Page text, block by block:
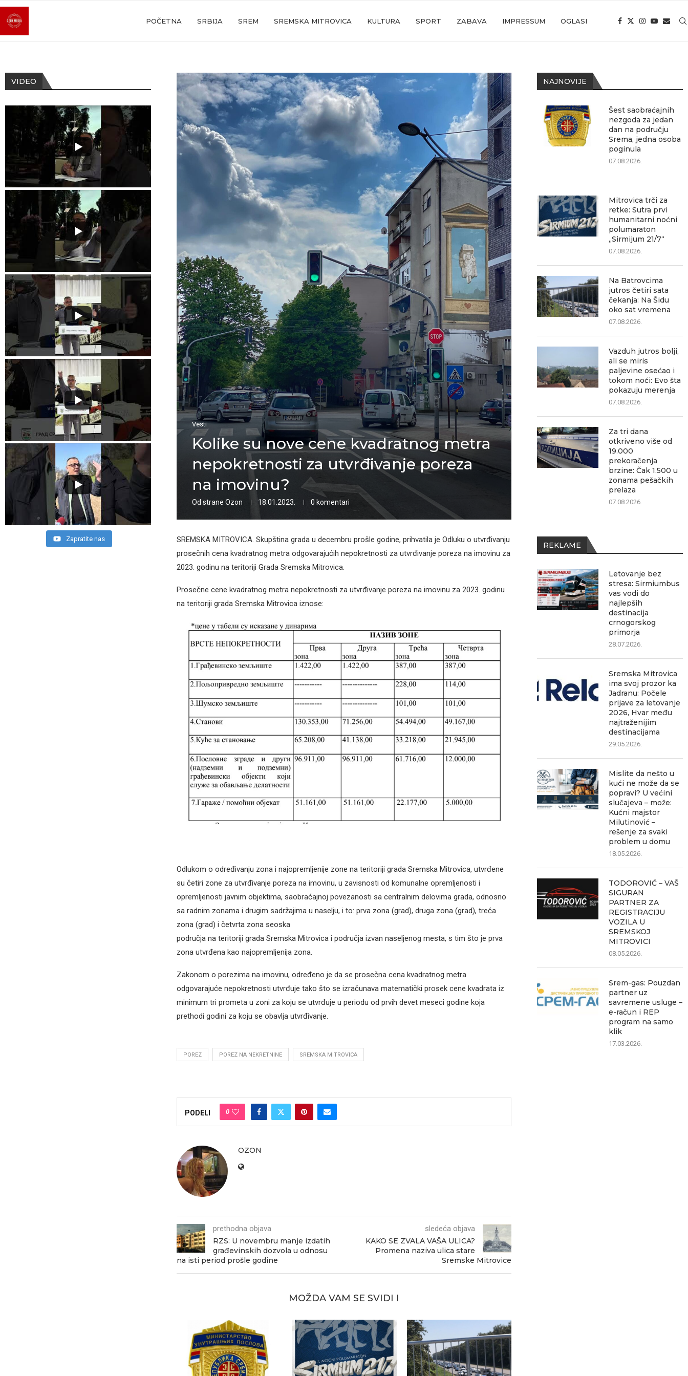
POČETNA SRBIJA SREM SREMSKA MITROVICA KULTURA SPORT ZABAVA IMPRESSUM OGLASI
Vesti
Kolike su nove cene kvadratnog metra
nepokretnosti za utvrđivanje poreza
na imovinu?
Od strane Ozon 18.01.2023. 0 komentari
SREMSKA MITROVICA. Skupština grada u decembru prošle godine, prihvatila je Odluku o utvrđivanju
prosečnih cena kvadratnog metra odgovarajućih nepokretnosti za utvrđivanje poreza na imovinu za
2023. godinu na teritoriji Grada Sremska Mitrovica.
Prosečne cene kvadratnog metra nepokretnosti za utvrđivanje poreza na imovinu za 2023. godinu
na teritoriji grada Sremska Mitrovica iznose:
Odlukom o određivanju zona i najopremljenije zone na teritoriji grada Sremska Mitrovica, utvrđene
su četiri zone za utvrđivanje poreza na imovinu, u zavisnosti od komunalne opremljenosti i
opremljenosti javnim objektima, saobraćajnoj povezanosti sa centralnim delovima grada, odnosno
sa radnim zonama i drugim sadržajima u naselju, i to: prva zona (grad), druga zona (grad), treća
zona (grad) i četvrta zona seoska
područja na teritoriji grada Sremska Mitrovica i područja izvan naseljenog mesta, s tim što je prva
zona utvrđena kao najopremljenija zona.
Zakonom o porezima na imovinu, određeno je da se prosečna cena kvadratnog metra
odgovarajuće nepokretnosti utvrđuje tako što se izračunava matematički prosek cene kvadrata iz
minimum tri prometa u zoni za koju se utvrđuje u periodu od prvih devet meseci godine koja
prethodi godini za koju se obavlja utvrđivanje.
POREZ POREZ NA NEKRETNINE SREMSKA MITROVICA
PODELI 0
OZON
prethodna objava
RZS: U novembru manje izdatih
građevinskih dozvola u odnosu
na isti period prošle godine
sledeća objava
KAKO SE ZVALA VAŠA ULICA?
Promena naziva ulica stare
Sremske Mitrovice
MOŽDA VAM SE SVIDI I
NAJNOVIJE
Šest saobraćajnih
nezgoda za jedan
dan na području
Srema, jedna osoba
poginula
07.08.2026.
Mitrovica trči za
retke: Sutra prvi
humanitarni noćni
polumaraton
„Sirmijum 21/7“
07.08.2026.
Na Batrovcima
jutros četiri sata
čekanja: Na Šidu
oko sat vremena
07.08.2026.
Vazduh jutros bolji,
ali se miris
paljevine osećao i
tokom noći: Evo šta
pokazuju merenja
07.08.2026.
Za tri dana
otkriveno više od
19.000
prekoračenja
brzine: Čak 1.500 u
zonama pešačkih
prelaza
07.08.2026.
REKLAME
Letovanje bez
stresa: Sirmiumbus
vas vodi do
najlepših
destinacija
crnogorskog
primorja
28.07.2026.
Sremska Mitrovica
ima svoj prozor ka
Jadranu: Počele
prijave za letovanje
2026, Hvar među
najtraženijim
destinacijama
29.05.2026.
Mislite da nešto u
kući ne može da se
popravi? U većini
slučajeva – može:
Kućni majstor
Milutinović –
rešenje za svaki
problem u domu
18.05.2026.
TODOROVIĆ – VAŠ
SIGURAN
PARTNER ZA
REGISTRACIJU
VOZILA U
SREMSKOJ
MITROVICI
08.05.2026.
Srem-gas: Pouzdan
partner uz
savremene usluge –
e-račun i REP
program na samo
klik
17.03.2026.
VIDEO
Zapratite nas